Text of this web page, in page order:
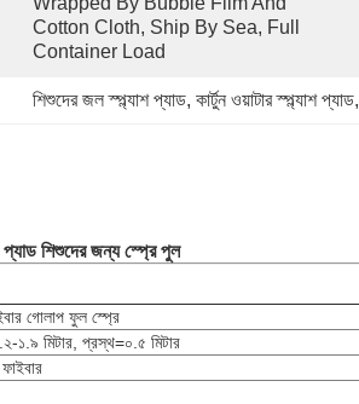
Cotton Cloth, Ship By Sea, Full
Container Load
শিশুদের জল স্প্ল্যাশ প্যাড, কার্টুন ওয়াটার স্প্ল্যাশ প্যাড,
প্যাড শিশুদের জন্য স্প্রে পুল
গোলাপ ফুল স্প্রে
১.৯ মিটার, প্রস্থ=০.৫ মিটার